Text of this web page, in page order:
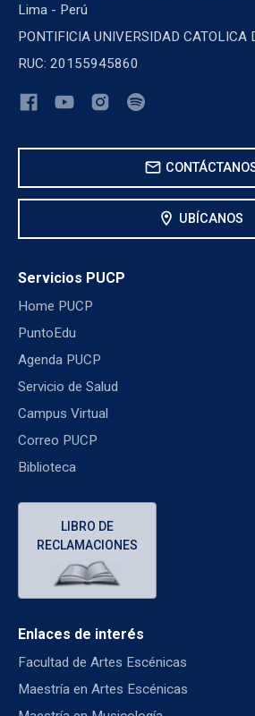
Lima - Perú
PONTIFICIA UNIVERSIDAD CATOLICA
RUC: 20155945860
mail
location_on UBÍCANOS
Servicios PUCP
Home PUCP
PuntoEdu
Agenda PUCP
Servicio de Salud
Campus Virtual
Correo PUCP
Biblioteca
LIBRO DE
RECLAMACIONES
Enlaces de interés
Facultad de Artes Escénicas
Maestría en Artes Escénicas